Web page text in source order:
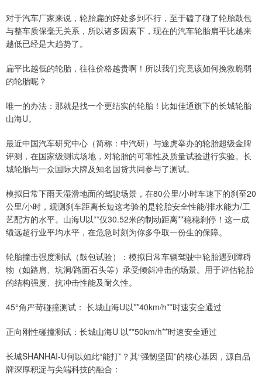
对于汽车厂家来说，轮胎扁的好处多到不行，至于磕了碰了轮胎鼓包
与整车质保毫无关系，所以诸多因素下，现在的汽车轮胎扁平比越来
越低已经是大趋势了。
扁平比越低的轮胎，往往价格越贵啊！所以我们究竟该如何挽救脆弱
的轮胎呢？
唯一的办法：那就是找一个更结实的轮胎！比如佳通旗下的长城轮胎
山海U。
最近中国汽车研究中心（简称：中汽研）与途虎举办的轮胎超级金牌
评测，在国家级测试场地，对轮胎的可靠性及质量试验进行实验。长
城轮胎与一众国际大牌及知名国货共同参与了测试。
模拟日常下雨天湿滑地面的驾驶场景，在80公里/小时车速下的刹至20
公里/小时，观测刹车距离长短这考验的是轮胎安全性能/排水能力/工
艺配方的水平。山海U以**仅30.52米的制动距离**稳稳刹停！这一成
绩远超行业平均水平，在危急时刻为你多争取一份生的保障。
轮胎撞击强度测试（鼓包试验）：模拟日常车辆驾驶中轮胎遇到障碍
物（如路肩、坑洞/路面石头等）承受倾斜冲击的场景。用于评估轮胎
的结构强度、抗冲击性能及耐久性。
45°角严苛碰撞测试： 长城山海U以**40km/h**时速安全通过
正向刚性碰撞测试：长城山海U 以**50km/h**时速安全通过
长城SHANHAI-U何以如此“能打”？其“强韧坚固”的核心基因，源自品
牌深厚积淀与尖端科技的融合：